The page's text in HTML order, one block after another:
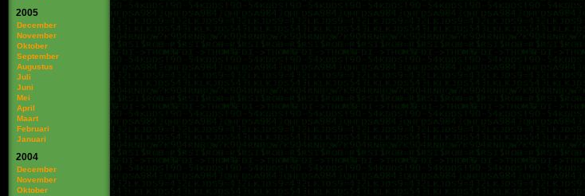
2005
December
November
Oktober
September
Augustus
Juli
Juni
Mei
April
Maart
Februari
Januari
2004
December
November
Oktober